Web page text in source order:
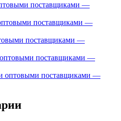
поставщиками —
поставщиками —
поставщиками —
поставщиками —
оптовыми поставщиками —